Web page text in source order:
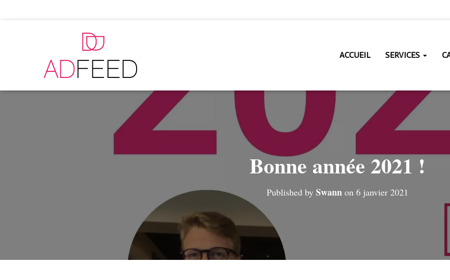
ACCUEIL SERVICES
Bonne année 2021 !
Published by Swann on 6 janvier 2021